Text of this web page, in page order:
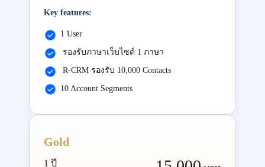
Key features:
1 User
รองรับภาษาเว็บไซต์ 1 ภาษา
R-CRM รองรับ 10,000 Contacts
10 Account Segments
Gold
1 ปี